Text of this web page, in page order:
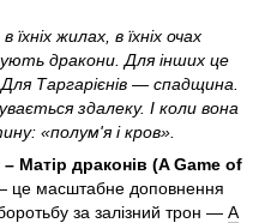
їхніх жилах, в їхніх очах
дракони. Для інших це
Таргарієнів — спадщина.
здалеку. І коли вона
«полум'я і кров».
Матір драконів (A Game of
це масштабне доповнення
за залізний трон — A